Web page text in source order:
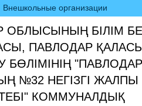
Внешкольные организации
ОБЛЫСЫНЫҢ БІЛІМ
ПАВЛОДАР
БӨЛІМІНІҢ "ПАВЛОДАР
№32 НЕГІЗГІ ЖАЛПЫ
КОММУНАЛДЫҚ